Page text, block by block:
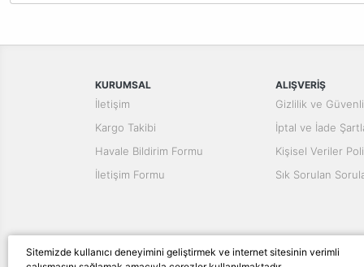
Sitemizde kullanıcı deneyimini geliştirmek ve internet sitesinin verimli
Ürün bilgilerinde hatalar bulunuyor.
Ürün fiyatı diğer sitelerden daha pahalı.
Bu ürüne benzer farklı alternatifler olmalı.
KURUMSAL
İletişim
Kargo Takibi
Havale Bildirim Formu
İletişim Formu
ALIŞVERİŞ
Gizlilik ve
İptal ve İade
Kişisel Veriler
Sık Sorulan